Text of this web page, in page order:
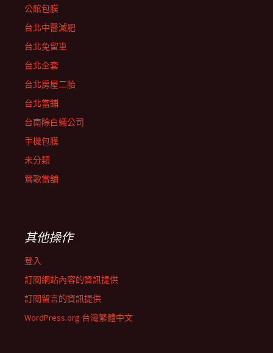
公館包膜
台北中醫減肥
台北免留車
台北全套
台北房屋二胎
台北當鋪
台南除白蟻公司
手機包膜
未分類
鶯歌當舖
其他操作
登入
訂閱網站內容的資訊提供
訂閱留言的資訊提供
WordPress.org 台灣繁體中文